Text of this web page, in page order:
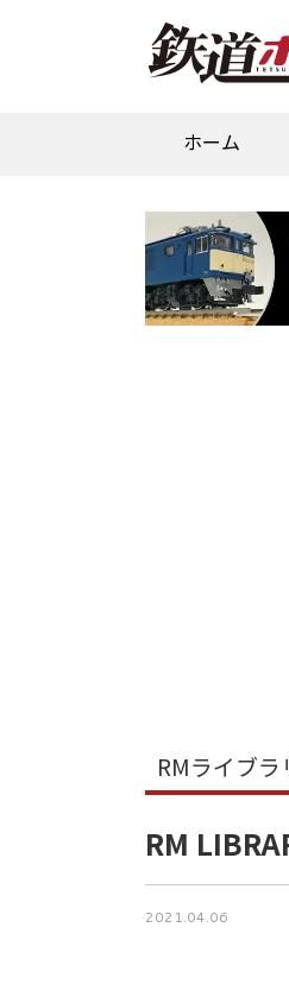
ホーム
RMライブラ
RM
2021.04.06